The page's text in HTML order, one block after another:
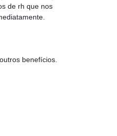
de rh que nos
benefícios.